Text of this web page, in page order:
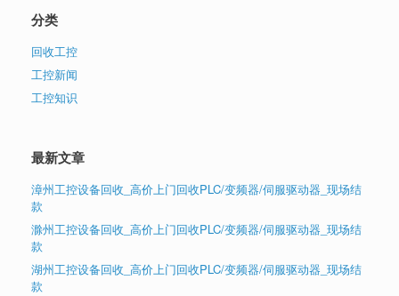
分类
回收工控
工控新闻
工控知识
最新文章
漳州工控设备回收_高价上门回收PLC/变频器/伺服驱动器_现场结
款
滁州工控设备回收_高价上门回收PLC/变频器/伺服驱动器_现场结
款
湖州工控设备回收_高价上门回收PLC/变频器/伺服驱动器_现场结
款